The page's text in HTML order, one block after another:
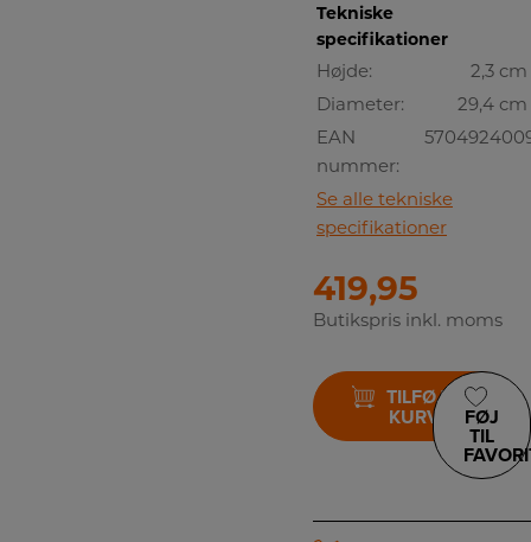
Tekniske
specifikationer
Højde:
2,3 cm
Diameter:
29,4 cm
EAN
nummer:
Se alle tekniske
specifikationer
419,95
Butikspris inkl. moms
TILFØJ TIL
KURV
FØJ
TIL